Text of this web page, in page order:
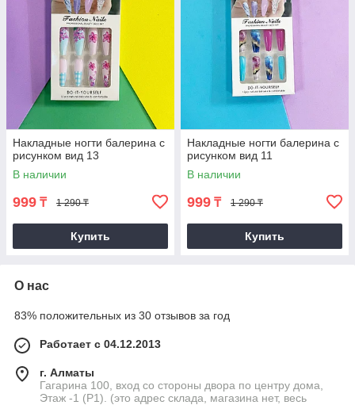
Накладные ногти балерина с
рисунком вид 13
В наличии
999 ₸ 1 290 ₸
Купить
Накладные ногти балерина с
рисунком вид 11
В наличии
999 ₸ 1 290 ₸
Купить
О нас
83% положительных из 30 отзывов за год
Работает с 04.12.2013
г. Алматы
Гагарина 100, вход со стороны двора по центру дома,
Этаж -1 (P1). (это адрес склада, магазина нет, весь